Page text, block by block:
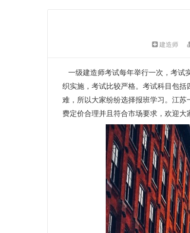
建造师
一级建造师考试每年举行一次，考试
织实施，考试比较严格。考试科目包
难，所以大家纷纷选择报班学习。江
费定价合理并且符合市场要求，欢迎大